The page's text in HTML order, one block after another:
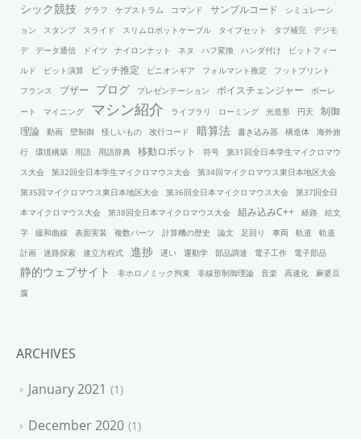
シック競技
グラフ ケプストラム コマンド サンプルコード
シミュレーシ
ョン
スタンプ スライド スリムロボットケーブル タイプセット タブ補完
デジモ
デ
データ通信 ドイツ ナイロンナット ネタ ハフ変換 ハンダ付け
ビットフィー
ルド
ビット演算 ピッチ推定 ピニオンギア フォルマント推定
フットプリント
フランス
ブザー ブログ プレゼンテーション ボイスチェンジャー
ボーレ
ート
マイニング マシン紹介 ライブラリ ローミング 光造形 円天
制御
理論
動画 壁制御 怪しいもの 改行コード 暗算法 書き込み器 構造体
海外旅
行
環境構築 用語 用語辞典 移動ロボット 符号
第31回全日本学生マイクロマウ
ス大会
第32回全日本学生マイクロマウス大会
第34回マイクロマウス東日本地区大会
第35回マイクロマウス東日本地区大会
第36回全日本マイクロマウス大会
第37回全日
本マイクロマウス大会
第38回全日本マイクロマウス大会 組み込みC++ 経路
絵文
字
緩和曲線 表面実装 複数パーツ 計算機の歴史 論文 足回り 車両 軌道
軌道
計画
迷路探索 連立方程式 進捗 遅い 運動学 部品調達 電子工作 電子部品
静的ウェブサイト 非ホロノミック拘束 非線形制御理論 音楽 高速化
麻婆豆
腐
ARCHIVES
January 2021
1
December 2020 1